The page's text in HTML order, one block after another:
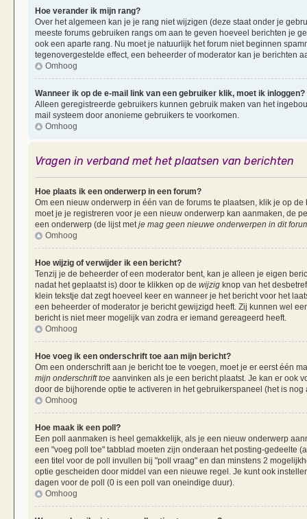
Hoe verander ik mijn rang?
Over het algemeen kan je je rang niet wijzigen (deze staat onder je
meeste forums gebruiken rangs om aan te geven hoeveel berichten je
ook een aparte rang. Nu moet je natuurlijk het forum niet beginnen
tegenovergestelde effect, een beheerder of moderator kan je berichten
Omhoog
Wanneer ik op de e-mail link van een gebruiker klik, moet ik inloggen?
Alleen geregistreerde gebruikers kunnen gebruik maken van het
mail systeem door anonieme gebruikers te voorkomen.
Omhoog
Vragen in verband met het plaatsen van berichten
Hoe plaats ik een onderwerp in een forum?
Om een nieuw onderwerp in één van de forums te plaatsen, klik je op
moet je je registreren voor je een nieuw onderwerp kan aanmaken, de
een onderwerp (de lijst met je mag geen nieuwe onderwerpen in dit
Omhoog
Hoe wijzig of verwijder ik een bericht?
Tenzij je de beheerder of een moderator bent, kan je alleen je eigen
nadat het geplaatst is) door te klikken op de wijzig knop van het
klein tekstje dat zegt hoeveel keer en wanneer je het bericht voor het
een beheerder of moderator je bericht gewijzigd heeft. Zij kunnen wel
bericht is niet meer mogelijk van zodra er iemand gereageerd heeft.
Omhoog
Hoe voeg ik een onderschrift toe aan mijn bericht?
Om een onderschrift aan je bericht toe te voegen, moet je er eerst één
mijn onderschrift toe aanvinken als je een bericht plaatst. Je kan er ook
door de bijhorende optie te activeren in het gebruikerspaneel (het is
Omhoog
Hoe maak ik een poll?
Een poll aanmaken is heel gemakkelijk, als je een nieuw onderwerp
een "voeg poll toe" tabblad moeten zijn onderaan het posting-gedeelte
een titel voor de poll invullen bij "poll vraag" en dan minstens 2
optie gescheiden door middel van een nieuwe regel. Je kunt ook
dagen voor de poll (0 is een poll van oneindige duur).
Omhoog